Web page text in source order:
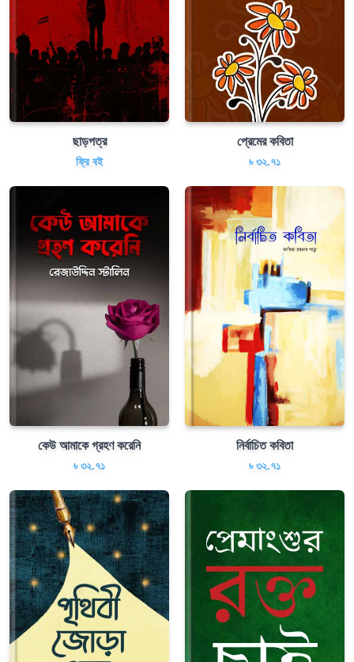
ছাড়পত্র
ফ্রি বই
প্রেমের কবিতা
৳ ৩২.৭১
কেউ আমাকে গ্রহণ করেনি
৳ ৩২.৭১
নির্বাচিত কবিতা
৳ ৩২.৭১